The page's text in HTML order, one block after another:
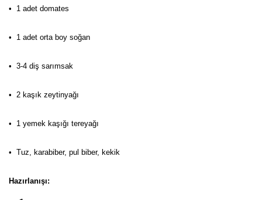
• 1 adet domates
• 1 adet orta boy soğan
• 3-4 diş sarımsak
• 2 kaşık zeytinyağı
• 1 yemek kaşığı tereyağı
• Tuz, karabiber, pul biber, kekik
Hazırlanışı: